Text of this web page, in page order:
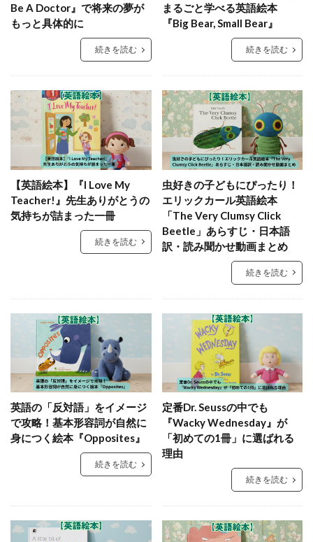
Be A Doctor』で将来の夢が
もっと具体的に
続きを読む
まるごと学べる英語絵本
『Big Bear, Small Bear』
続きを読む
【英語絵本】『I Love My
Teacher!』先生ありがとうの
気持ちが詰まった一冊
続きを読む
虫好きの子どもにぴったり！
エリックカール英語絵本
「The Very Clumsy Click
Beetle」あらすじ・日本語
訳・読み聞かせ動画まとめ
続きを読む
英語の「反対語」をイメージ
で攻略！基本形容詞が自然に
身につく絵本『Opposites』
続きを読む
定番Dr. Seussの中でも
『Wacky Wednesday』が
「初めての1冊」に選ばれる
理由
続きを読む